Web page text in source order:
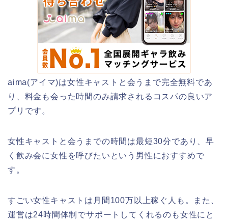
aima(アイマ)は女性キャストと会うまで完全無料であ
り、料金も会った時間のみ請求されるコスパの良いア
プリです。
女性キャストと会うまでの時間は最短30分であり、早
く飲み会に女性を呼びたいという男性におすすめで
す。
すごい女性キャストは月間100万以上稼ぐ人も。また、
運営は24時間体制でサポートしてくれるのも女性にと